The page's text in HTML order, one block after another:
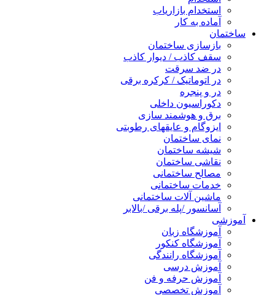
استخدام بازاریاب
آماده به کار
ساختمان
بازسازی ساختمان
سقف کاذب / دیوار کاذب
در ضد سرقت
در اتوماتیک / کرکره برقی
در و پنجره
دکوراسیون داخلی
برق و هوشمند سازی
ایزوگام و عایقهای رطوبتی
نمای ساختمان
شیشه ساختمان
نقاشی ساختمان
مصالح ساختمانی
خدمات ساختمانی
ماشین آلات ساختمانی
آسانسور /پله برقی /بالابر
آموزشی
آموزشگاه زبان
آموزشگاه کنکور
آموزشگاه رانندگی
آموزش درسی
آموزش حرفه و فن
آموزش تخصصی